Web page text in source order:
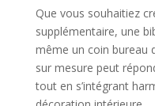
Que vous souhaitiez
supplémentaire, une
même un coin bureau
sur mesure peut
tout en s’intégrant